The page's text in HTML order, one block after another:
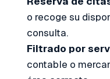
o recoge su
consulta.
Filtrado por
contable o